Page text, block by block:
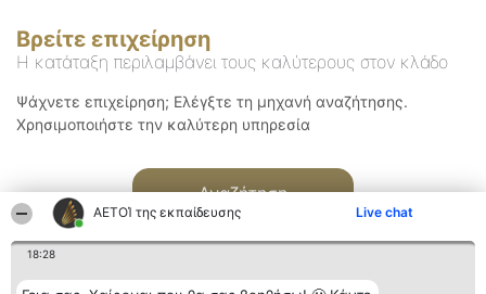
ΑΕΤΟΊ της εκπαίδευσης Live chat
18:28
Βρείτε επιχείρηση
Η κατάταξη περιλαμβάνει τους καλύτερους στον κλάδο
Ψάχνετε επιχείρηση; Ελέγξτε τη μηχανή αναζήτησης.
Χρησιμοποιήστε την καλύτερη υπηρεσία
Αναζήτηση